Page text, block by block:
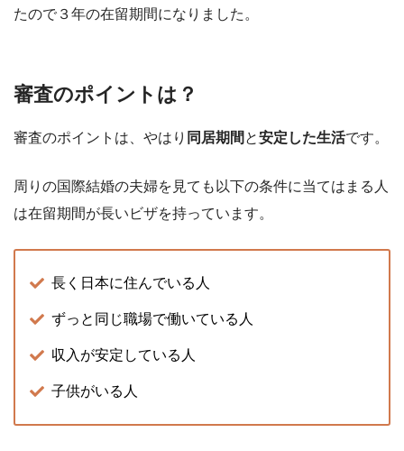
たので３年の在留期間になりました。
審査のポイントは？
審査のポイントは、やはり 同居期間 と安定した生活です。
周りの国際結婚の夫婦を見ても以下の条件に当てはまる人
は在留期間が長いビザを持っています。
長く日本に住んでいる人
ずっと同じ職場で働いている人
収入が安定している人
子供がいる人